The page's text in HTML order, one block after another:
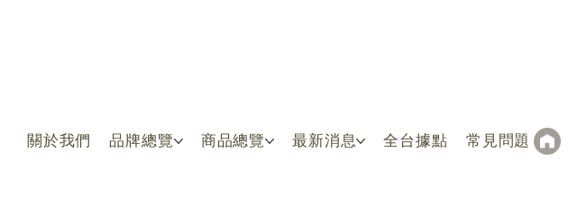
關於我們 品牌總覽 商品總覽 最新消息 全台據點 常見問題